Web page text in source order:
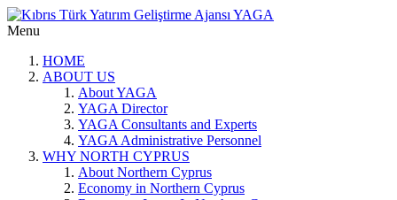
Menu
HOME
ABOUT US
About YAGA
YAGA Director
YAGA Consultants and Experts
YAGA Administrative Personnel
WHY NORTH CYPRUS
About Northern Cyprus
Economy in Northern Cyprus